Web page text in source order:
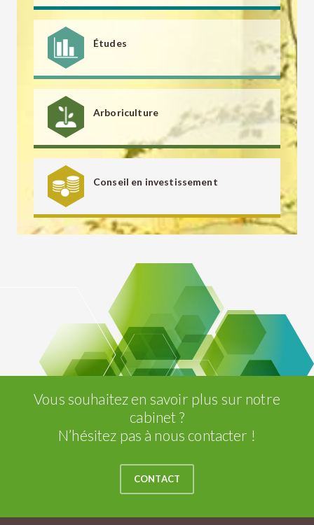
Études
Arboriculture
Conseil en investissement
Vous souhaitez en savoir plus sur notre
cabinet ?
N’hésitez pas à nous contacter !
CONTACT